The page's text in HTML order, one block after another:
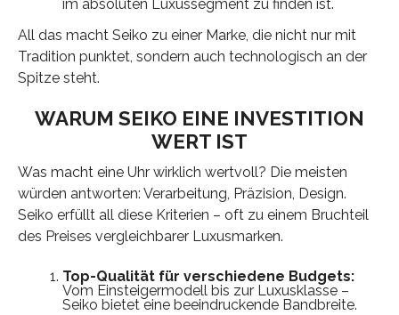
im absoluten Luxussegment zu finden ist.
All das macht Seiko zu einer Marke, die nicht nur mit
Tradition punktet, sondern auch technologisch an der
Spitze steht.
WARUM SEIKO EINE INVESTITION
WERT IST
Was macht eine Uhr wirklich wertvoll? Die meisten
würden antworten: Verarbeitung, Präzision, Design.
Seiko erfüllt all diese Kriterien – oft zu einem Bruchteil
des Preises vergleichbarer Luxusmarken.
Top-Qualität für verschiedene Budgets:
Vom Einsteigermodell bis zur Luxusklasse –
Seiko bietet eine beeindruckende Bandbreite.